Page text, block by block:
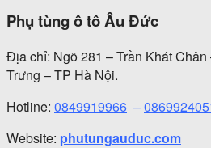
Phụ tùng ô tô Âu Đức
Địa chỉ: Ngõ 281 – Trần Khát
Trưng – TP Hà Nội.
Hotline: 0849919966 –
Website: phutungauduc.com